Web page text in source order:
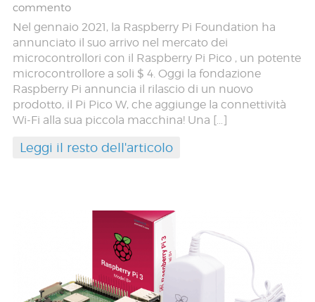
commento
Nel gennaio 2021, la Raspberry Pi Foundation ha
annunciato il suo arrivo nel mercato dei
microcontrollori con il Raspberry Pi Pico , un potente
microcontrollore a soli $ 4. Oggi la fondazione
Raspberry Pi annuncia il rilascio di un nuovo
prodotto, il Pi Pico W, che aggiunge la connettività
Wi-Fi alla sua piccola macchina! Una […]
Leggi il resto dell'articolo